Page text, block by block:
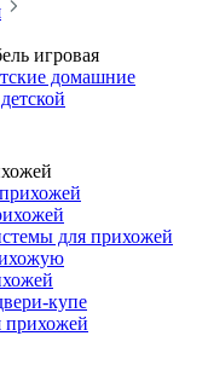
игровая
домашние
для прихожей
купе
прихожей